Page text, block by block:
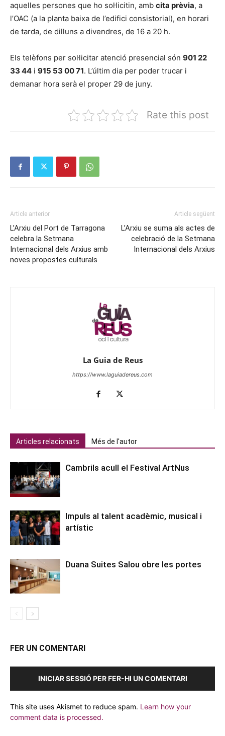
aquelles persones que ho sol·licitin, amb cita prèvia, a
l’OAC (a la planta baixa de l’edifici consistorial), en horari
de tarda, de dilluns a divendres, de 16 a 20 h.
Els telèfons per sol·licitar atenció presencial són 901 22
33 44 i 915 53 00 71. L’últim dia per poder trucar i
demanar hora serà el proper 29 de juny.
Rate this post
Article anterior
L’Arxiu del Port de Tarragona
celebra la Setmana
Internacional dels Arxius amb
noves propostes culturals
Article següent
L’Arxiu se suma als actes de
celebració de la Setmana
Internacional dels Arxius
La Guia de Reus
https://www.laguiadereus.com
Articles relacionats Més de l'autor
Cambrils acull el Festival ArtNus
Impuls al talent acadèmic, musical i
artístic
Duana Suites Salou obre les portes
FER UN COMENTARI
INICIAR SESSIÓ PER FER-HI UN COMENTARI
This site uses Akismet to reduce spam. Learn how your
comment data is processed.